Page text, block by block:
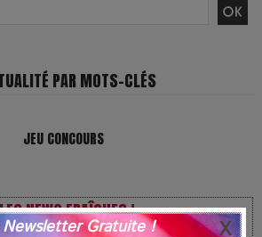
PAR MOTS-CLÉS
JEU CONCOURS
NEWS FRAÎCHES !
Gratuite !